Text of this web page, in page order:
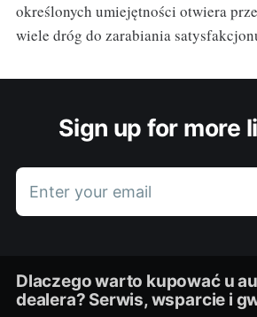
określonych umiejętności otwiera
wiele dróg do zarabiania
Sign up for more
Enter your email
Dlaczego warto kupować u
dealera? Serwis, wsparcie i